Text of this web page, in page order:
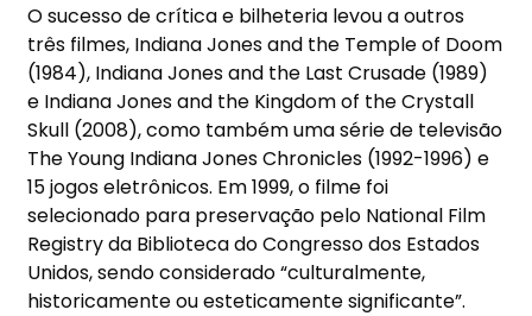
O sucesso de crítica e bilheteria levou a outros
três filmes, Indiana Jones and the Temple of Doom
(1984), Indiana Jones and the Last Crusade (1989)
e Indiana Jones and the Kingdom of the Crystall
Skull (2008), como também uma série de televisão
The Young Indiana Jones Chronicles (1992-1996) e
15 jogos eletrônicos. Em 1999, o filme foi
selecionado para preservação pelo National Film
Registry da Biblioteca do Congresso dos Estados
Unidos, sendo considerado “culturalmente,
historicamente ou esteticamente significante”.